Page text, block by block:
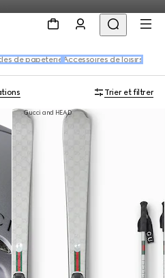
de papeterie Accessoires de loisirs
Trier et filtrer
Gucci and HEAD